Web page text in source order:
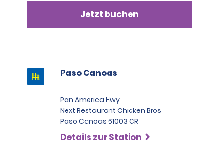
3.500,00 USD. Um diesen Versicherungsschutz in
Anspruch zu nehmen, ist ein Polizeibericht erforderlich
gesamten Kosten, die bei einem Fahrzeugschaden
oder Verlust des Fahrzeugs entstehen.
Jetzt buchen
Paso Canoas
Pan America Hwy
Next Restaurant Chicken Bros
Paso Canoas 61003 CR
Details zur Station